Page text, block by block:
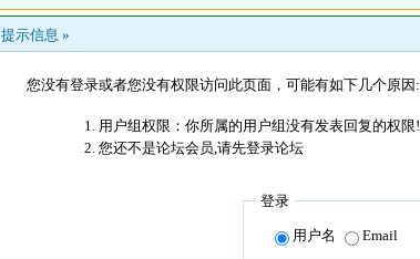
提示信息 »
您没有登录或者您没有权限访问此页面，可能有如下几个原因:
用户组权限：你所属的用户组没有发表回复的权限!
您还不是论坛会员,请先登录论坛
登录
用户名 Email